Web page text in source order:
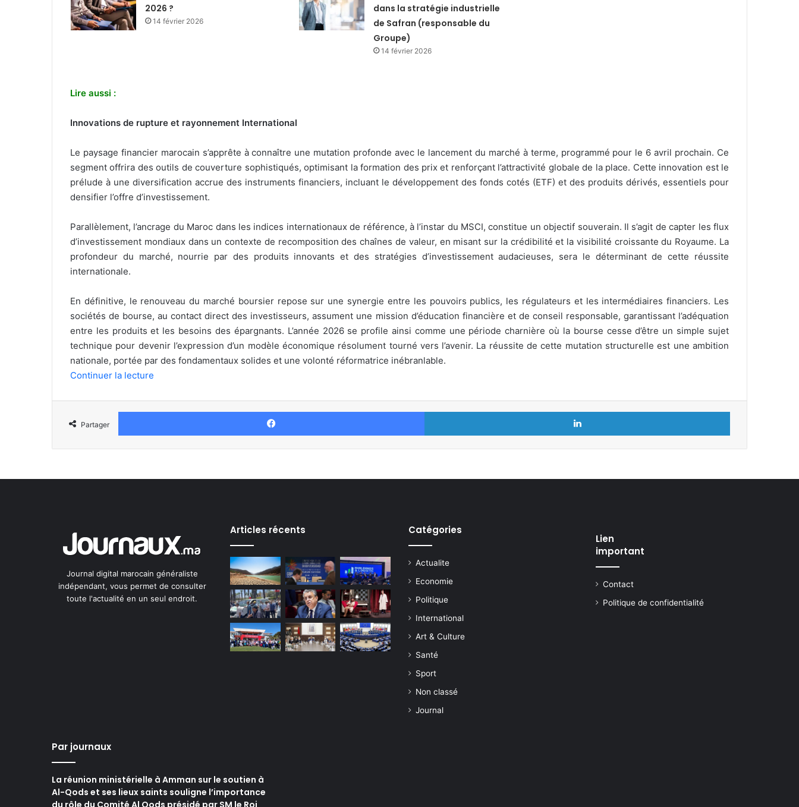
2026 ?
14 février 2026
dans la stratégie industrielle
de Safran (responsable du
Groupe)
14 février 2026
Lire aussi :
Innovations de rupture et rayonnement International
Le paysage financier marocain s’apprête à connaître une mutation profonde avec le lancement du marché à terme, programmé pour le 6 avril prochain. Ce
segment offrira des outils de couverture sophistiqués, optimisant la formation des prix et renforçant l’attractivité globale de la place. Cette innovation est le
prélude à une diversification accrue des instruments financiers, incluant le développement des fonds cotés (ETF) et des produits dérivés, essentiels pour
densifier l’offre d’investissement.
Parallèlement, l’ancrage du Maroc dans les indices internationaux de référence, à l’instar du MSCI, constitue un objectif souverain. Il s’agit de capter les flux
d’investissement mondiaux dans un contexte de recomposition des chaînes de valeur, en misant sur la crédibilité et la visibilité croissante du Royaume. La
profondeur du marché, nourrie par des produits innovants et des stratégies d’investissement audacieuses, sera le déterminant de cette réussite
internationale.
En définitive, le renouveau du marché boursier repose sur une synergie entre les pouvoirs publics, les régulateurs et les intermédiaires financiers. Les
sociétés de bourse, au contact direct des investisseurs, assument une mission d’éducation financière et de conseil responsable, garantissant l’adéquation
entre les produits et les besoins des épargnants. L’année 2026 se profile ainsi comme une période charnière où la bourse cesse d’être un simple sujet
technique pour devenir l’expression d’un modèle économique résolument tourné vers l’avenir. La réussite de cette mutation structurelle est une ambition
nationale, portée par des fondamentaux solides et une volonté réformatrice inébranlable.
Continuer la lecture
Partager
Facebook Linkedin
Journal digital marocain généraliste
indépendant, vous permet de consulter
toute l'actualité en un seul endroit.
Articles récents Catégories
Actualite
Economie
Politique
International
Art & Culture
Santé
Sport
Non classé
Journal
Lien
important
Contact
Politique de confidentialité
Par journaux
La réunion ministérielle à Amman sur le soutien à
Al-Qods et ses lieux saints souligne l’importance
du rôle du Comité Al Qods présidé par SM le Roi